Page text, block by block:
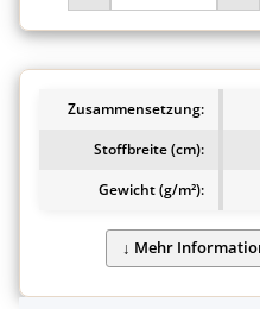
Zusammensetzung:
Stoffbreite (cm):
Gewicht (g/m²):